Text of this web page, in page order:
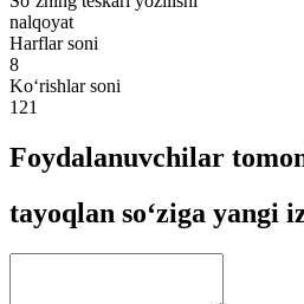
nalqoyat
Harflar soni
8
Ko‘rishlar soni
121
Foydalanuvchilar
tayoqlan so‘ziga yangi